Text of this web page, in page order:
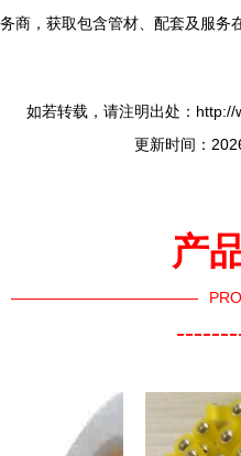
务商，获取包含管材、配套及服务
如若转载，请注明出处：
更新时间：
产